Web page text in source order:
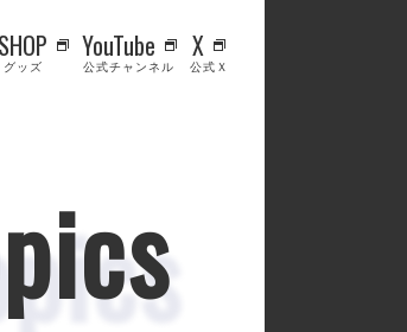
グッズ
YouTube
公式チャンネル
X
公式Ｘ